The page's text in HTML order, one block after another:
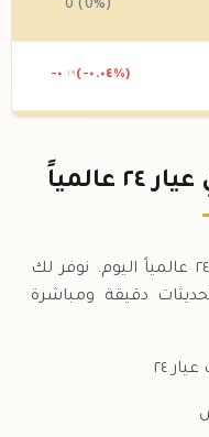
0 (0%)
-٠ .١٩ (-٠.٠٤%)
تابع سعر نصف ليرة انجليزي عيار ٢٤ عالمياً اليوم. نوفر لك
دقيقة ومباشرة